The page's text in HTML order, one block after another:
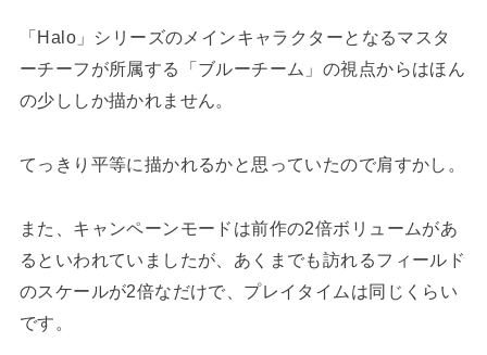
「Halo」シリーズのメインキャラクターとなるマスタ
ーチーフが所属する「ブルーチーム」の視点からはほん
の少ししか描かれません。
てっきり平等に描かれるかと思っていたので肩すかし。
また、キャンペーンモードは前作の2倍ボリュームがあ
るといわれていましたが、あくまでも訪れるフィールド
のスケールが2倍なだけで、プレイタイムは同じくらい
です。